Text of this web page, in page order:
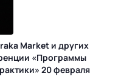
Market и других
«Программы
20 февраля